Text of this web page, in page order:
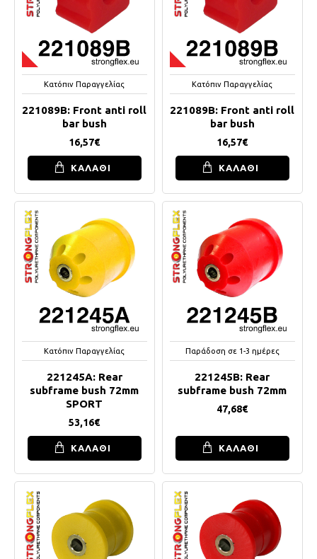
Κατόπιν Παραγγελίας
221089B: Front anti roll
bar bush
16,57€
ΚΑΛΑΘΙ
Κατόπιν Παραγγελίας
221089B: Front anti roll
bar bush
16,57€
ΚΑΛΑΘΙ
Κατόπιν Παραγγελίας
221245A: Rear
subframe bush 72mm
SPORT
53,16€
ΚΑΛΑΘΙ
Παράδοση σε 1-3 ημέρες
221245B: Rear
subframe bush 72mm
47,68€
ΚΑΛΑΘΙ